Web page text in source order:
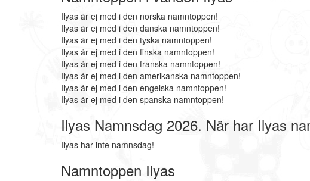
Ilyas är ej med i den norska namntoppen!
Ilyas är ej med i den danska namntoppen!
Ilyas är ej med i den tyska namntoppen!
Ilyas är ej med i den finska namntoppen!
Ilyas är ej med i den franska namntoppen!
Ilyas är ej med i den amerikanska namntoppen!
Ilyas är ej med i den engelska namntoppen!
Ilyas är ej med i den spanska namntoppen!
Ilyas Namnsdag 2026. När har Ilyas
Ilyas har inte namnsdag!
Namntoppen Ilyas